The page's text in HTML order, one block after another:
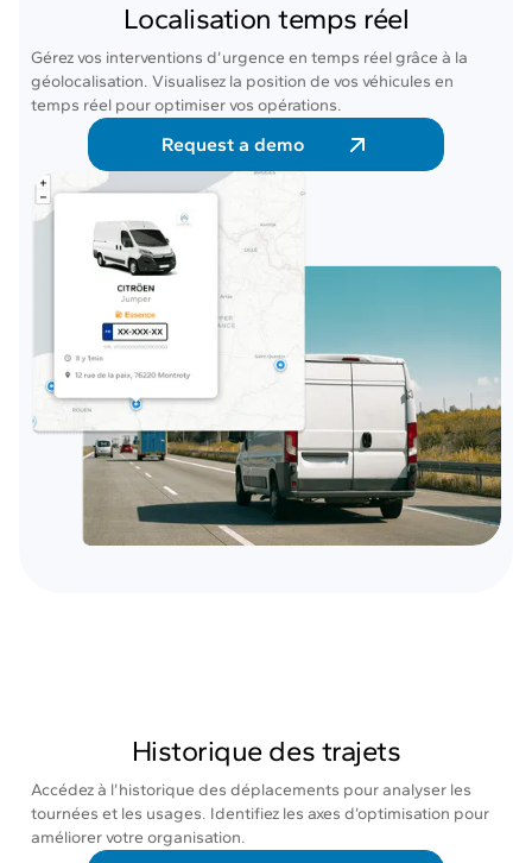
Localisation temps réel
Gérez vos interventions d’urgence en temps réel grâce à la
géolocalisation. Visualisez la position de vos véhicules en
temps réel pour optimiser vos opérations.
Request a demo
Historique des trajets
Accédez à l’historique des déplacements pour analyser les
tournées et les usages. Identifiez les axes d’optimisation pour
améliorer votre organisation.